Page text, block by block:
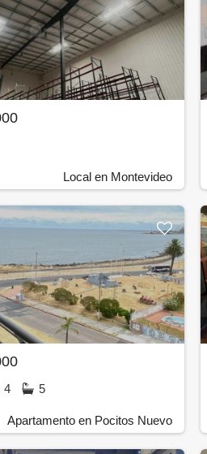
Local en Montevideo
4 5
Apartamento en Pocitos Nuevo